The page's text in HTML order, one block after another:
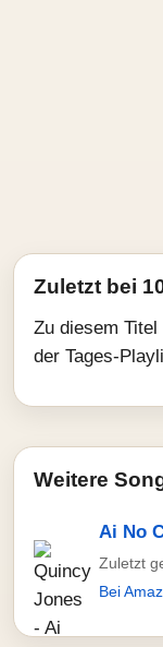
Zuletzt bei
Zu diesem
der Tages-
Weitere
Ai No
Zuletzt
Bei